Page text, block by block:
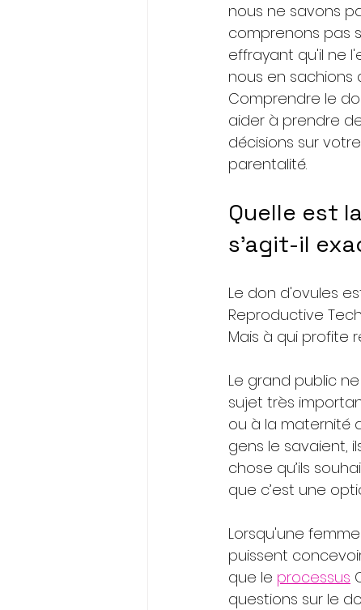
nous ne savons
comprenons pas
effrayant qu'il ne
nous en sachions
Comprendre le
aider à prendre
décisions sur
parentalité.
Quelle est
s'agit-il
Le don d'ovules
Reproductive
Mais à qui profite
Le grand public
sujet très
ou à la maternité
gens le savaient,
chose qu’ils
que c’est une
Lorsqu'une
puissent
que le processus
questions sur le